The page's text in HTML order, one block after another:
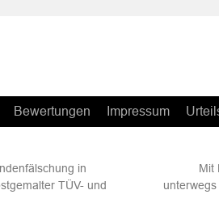
Bewertungen Impressum
in
TÜV- und
Mit